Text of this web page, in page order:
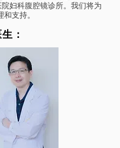
妇科腹腔镜诊所。我们将为
支持。
生：